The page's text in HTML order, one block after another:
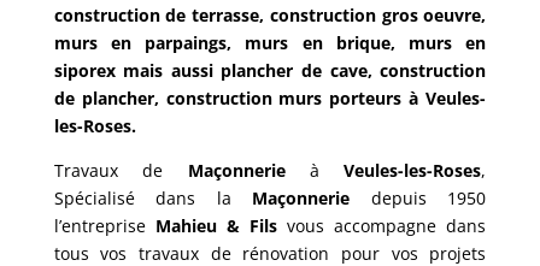
construction de terrasse, construction gros oeuvre,
murs en parpaings, murs en brique, murs en
siporex mais aussi plancher de cave, construction
de plancher, construction murs porteurs à Veules-
les-Roses.
Travaux de MaçonnerieàVeules-les-Roses,
Spécialisé dans la Maçonnerie depuis 1950
l’entreprise Mahieu & Fils vous accompagne dans
tous vos travaux de rénovation pour vos projets